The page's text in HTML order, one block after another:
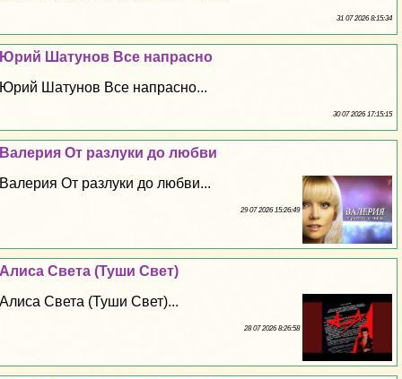
31 07 2026 8:15:34
Юрий Шатунов Все напрасно
Юрий Шатунов Все напрасно...
30 07 2026 17:15:15
Валерия От разлуки до любви
Валерия От разлуки до любви...
29 07 2026 15:26:49
Алиса Света (Туши Свет)
Алиса Света (Туши Свет)...
28 07 2026 8:26:58